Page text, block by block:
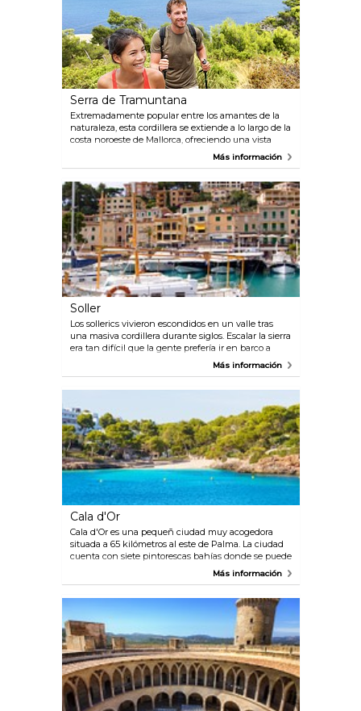
Serra de Tramuntana
Extremadamente popular entre los amantes de la
naturaleza, esta cordillera se extiende a lo largo de la
costa noroeste de Mallorca, ofreciendo una vista
impresionante tras otra y los mejores senderos de la
Más información
Soller
Los sollerics vivieron escondidos en un valle tras
una masiva cordillera durante siglos. Escalar la sierra
era tan difícil que la gente prefería ir en barco a
Palma. Y puesto que iban a tomar un barco de todos
sollerics pudieron por fin tener contacto con su
propia isla. El encantador trencito que circula por
dicho túnel, sigue en funcionamiento a día de hoy.
Más información
Cala d'Or
Cala d'Or es una pequeñ ciudad muy acogedora
situada a 65 kilómetros al este de Palma. La ciudad
cuenta con siete pintorescas bahías donde se puede
disfrutar del sol y la playa. Este es un destino muy
bares, la mayoría de ellos ubicados en el centro de
Cala d' Or.
Más información